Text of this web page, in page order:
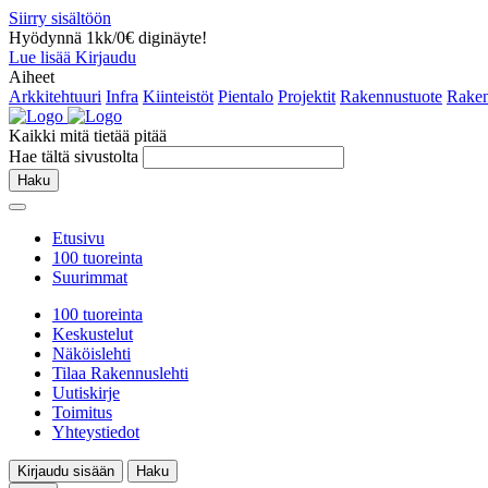
Siirry sisältöön
Hyödynnä 1kk/0€ diginäyte!
Lue lisää Kirjaudu
Aiheet
Arkkitehtuuri Infra Kiinteistöt Pientalo Projektit Rakennustuote
Kaikki mitä tietää pitää
Hae tältä sivustolta
Haku
Etusivu
100 tuoreinta
Suurimmat
100 tuoreinta
Keskustelut
Näköislehti
Tilaa Rakennuslehti
Uutiskirje
Toimitus
Yhteystiedot
Kirjaudu sisään
Haku